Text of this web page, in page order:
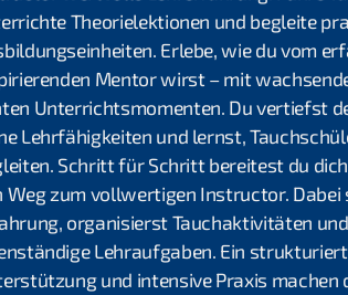
Theorielektionen und begleite
Erlebe, wie du vom
Mentor wirst – mit
Unterrichtsmomenten. Du vertiefst
Lehrfähigkeiten und lernst,
Schritt für Schritt bereitest du
Weg zum vollwertigen Instructor.
organisierst Tauchaktivitäten
Lehraufgaben. Ein
und intensive Praxis machen